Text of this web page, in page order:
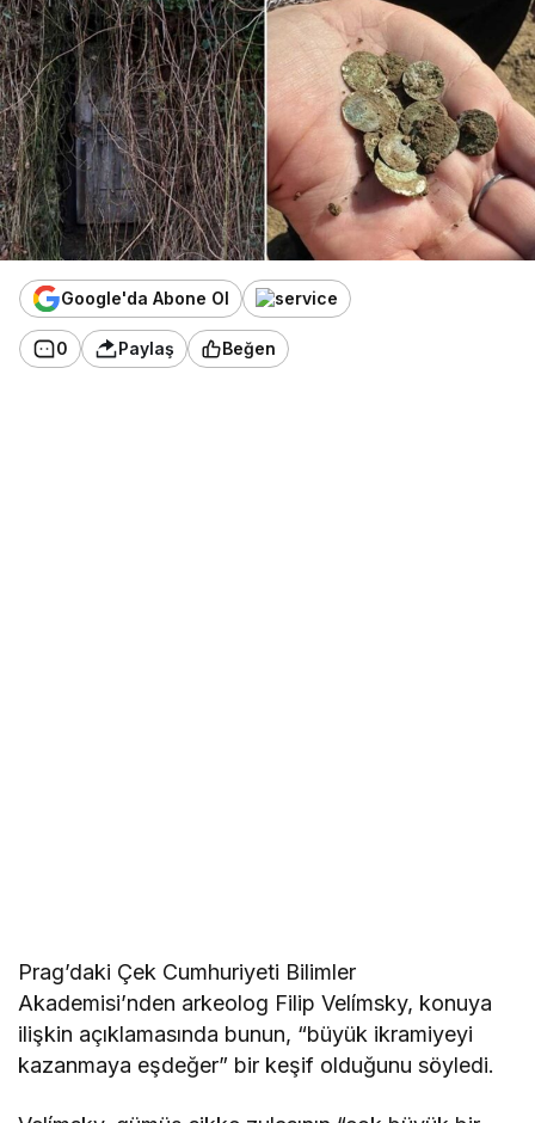
Google'da Abone Ol
0 Paylaş Beğen
Prag’daki Çek Cumhuriyeti Bilimler
Akademisi’nden arkeolog Filip Velímsky, konuya
ilişkin açıklamasında bunun, “büyük ikramiyeyi
kazanmaya eşdeğer” bir keşif olduğunu söyledi.